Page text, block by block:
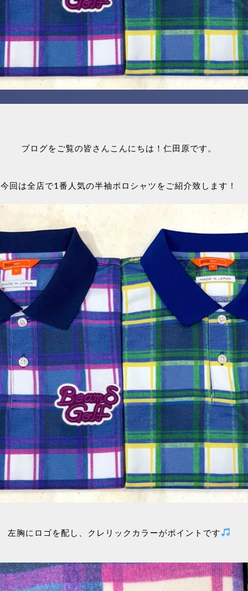
ブログをご覧の皆さんこんにちは！仁田原です。
今回は全店で1番人気の半袖ポロシャツをご紹介致します！
左胸にロゴを配し、クレリックカラーがポイントです